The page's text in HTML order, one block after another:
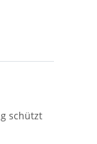
schützt